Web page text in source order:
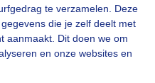
te verzamelen. Deze
die je zelf deelt met
aanmaakt. Dit doen we om
en onze websites en